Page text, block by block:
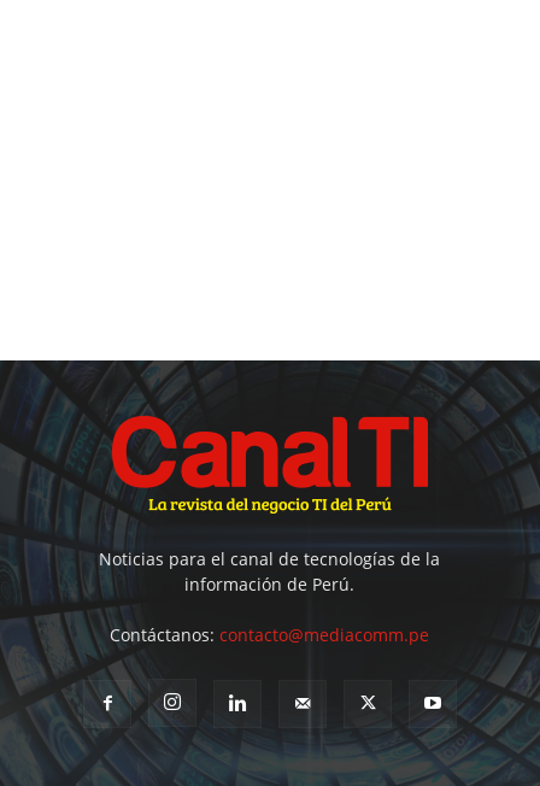
Noticias para el canal de tecnologías de la
información de Perú.
Contáctanos:contacto@mediacomm.pe